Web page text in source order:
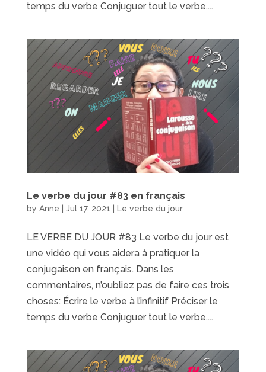
temps du verbe Conjuguer tout le verbe....
Le verbe du jour #83 en français
by Anne Jul 17, 2021 Le verbe du jour
LE VERBE DU JOUR #83 Le verbe du jour est
une vidéo qui vous aidera à pratiquer la
conjugaison en français. Dans les
commentaires, n’oubliez pas de faire ces trois
choses: Écrire le verbe à l’infinitif Préciser le
temps du verbe Conjuguer tout le verbe....